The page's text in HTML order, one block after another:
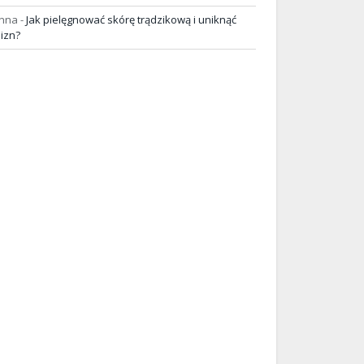
-Jak pielęgnować skórę trądzikową i uniknąć